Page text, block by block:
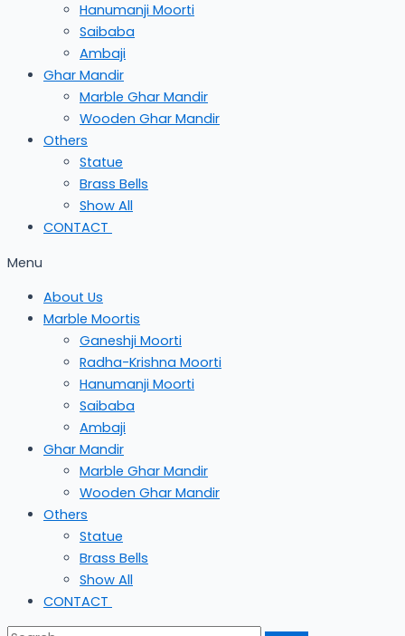
Hanumanji Moorti
Saibaba
Ambaji
Ghar Mandir
Marble Ghar Mandir
Wooden Ghar Mandir
Others
Statue
Brass Bells
Show All
CONTACT
Menu
About Us
Marble Moortis
Ganeshji Moorti
Radha-Krishna Moorti
Hanumanji Moorti
Saibaba
Ambaji
Ghar Mandir
Marble Ghar Mandir
Wooden Ghar Mandir
Others
Statue
Brass Bells
Show All
CONTACT